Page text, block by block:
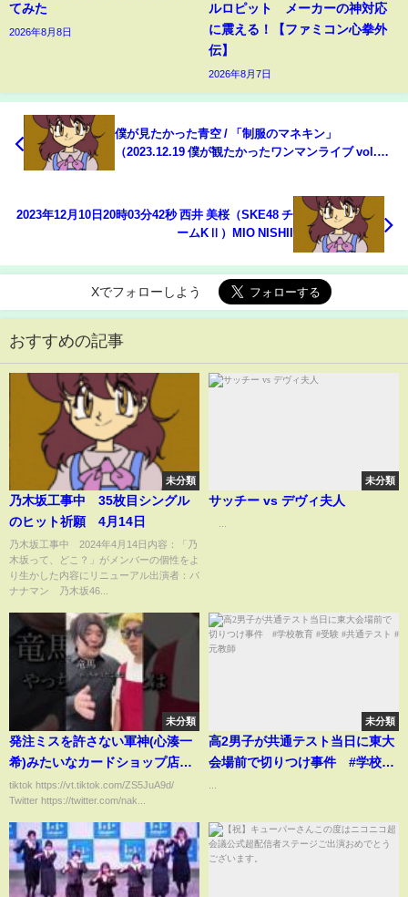
てみた
2026年8月8日
ルロピット メーカーの神対応
に震える！【ファミコン心拳外
伝】
2026年8月7日
僕が見たかった青空 / 「制服のマネキン」
（2023.12.19 僕が観たかったワンマンライブ vol.0
2023年12月10日20時03分42秒 西井 美桜（SKE48 チ
ームKⅡ）MIO NISHII
Xでフォローしよう
おすすめの記事
未分類
乃木坂工事中 35枚目シングル
のヒット祈願 4月14日
乃木坂工事中 2024年4月14日内容：「乃
木坂って、どこ？」がメンバーの個性をよ
り生かした内容にリニューアル出演者：バ
ナナマン 乃木坂46...
未分類
サッチー vs デヴィ夫人
未分類
発注ミスを許さない軍神(心湊一
希)みたいなカードショップ店員
【なかっさんと田辺】 #shorts #
エルコレ #歌舞伎超TV #チュロ
ス
tiktok https://vt.tiktok.com/ZS5JuA9d/
Twitter https://twitter.com/nak...
未分類
高2男子が共通テスト当日に東大
会場前で切りつけ事件 #学校教